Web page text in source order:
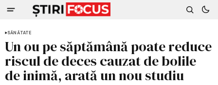
SĂNĂTATE
Un ou pe săptămână poate reduce
riscul de deces cauzat de bolile
de inimă, arată un nou studiu